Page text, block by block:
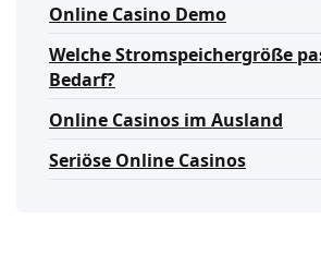
Online Casino Demo
Welche Stromspeichergröße
Bedarf?
Online Casinos im Ausland
Seriöse Online Casinos